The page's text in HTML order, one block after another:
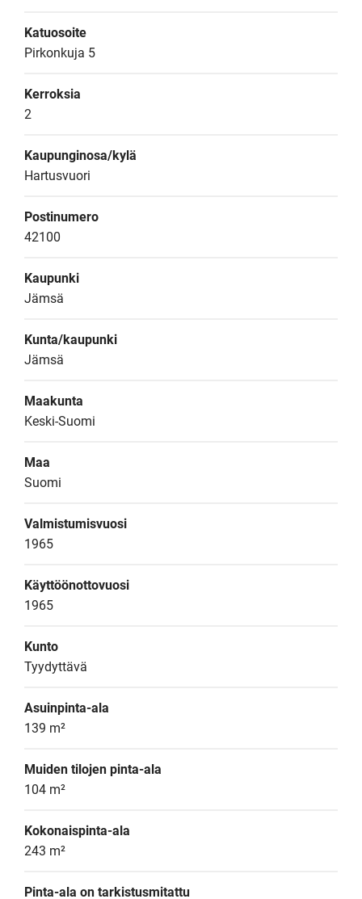
Katuosoite
Pirkonkuja 5
Kerroksia
2
Kaupunginosa/kylä
Hartusvuori
Postinumero
42100
Kaupunki
Jämsä
Kunta/kaupunki
Jämsä
Maakunta
Keski-Suomi
Maa
Suomi
Valmistumisvuosi
1965
Käyttöönottovuosi
1965
Kunto
Tyydyttävä
Asuinpinta-ala
139 m²
Muiden tilojen pinta-ala
104 m²
Kokonaispinta-ala
243 m²
Pinta-ala on tarkistusmitattu